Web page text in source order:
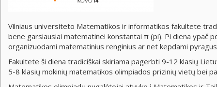
Vilniaus universiteto Matematikos ir informatikos fakultete
bene garsiausiai matematinei konstantai π (pi). Pi diena ypač
organizuodami matematinius renginius ar net kepdami pyragus
Fakultete ši diena tradiciškai skiriama pagerbti 9-12 klasių
5-8 klasių mokinių matematikos olimpiados prizinių vietų bei